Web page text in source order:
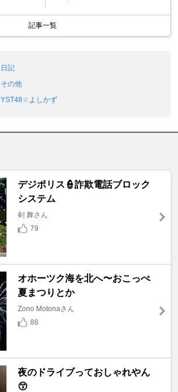
記事一覧
日記
その他
YST48☆よしかず
デジポリス👮詐欺電話ブロック
システム
剣 舞さん
79
オホーツク海を北へ〜おこっぺ
夏まつりとか
Zono Motonaさん
88
夜のドライブっておしゃれやん
😙